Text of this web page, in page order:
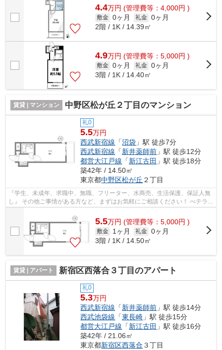
4.4万円 (管理費等：4,000円 )
敷金 0ヶ月 礼金 0ヶ月
2階 / 1K / 14.39㎡
4.9万円 (管理費等：5,000円 )
敷金 0ヶ月 礼金 0ヶ月
3階 / 1K / 14.40㎡
賃貸 | マンション 中野区松が丘２丁目のマンション
礼0
5.5万円
西武新宿線 「沼袋 」駅 徒歩7分
西武新宿線 「新井薬師前 」駅 徒歩12分
都営大江戸線 「新江古田 」駅 徒歩18分
築42年 / 14.50㎡
東京都中野区松が丘 ２丁目
『学生、未成年、求職中、無職、フリーター、水商売、生活保護、保証人無
し』 その他ご事情がある方など、まずはお気軽にご相談ください！ べテラン
スタッフが対応致しますのでご希望...
5.5万円 (管理費等：5,000円 )
敷金 1ヶ月 礼金 0ヶ月
3階 / 1K / 14.50㎡
賃貸 | アパート 新宿区西落合３丁目のアパート
礼0
5.3万円
西武新宿線 「新井薬師前 」駅 徒歩14分
西武池袋線 「東長崎 」駅 徒歩15分
都営大江戸線 「新江古田 」駅 徒歩16分
築42年 / 21.06㎡
東京都新宿区西落合 ３丁目